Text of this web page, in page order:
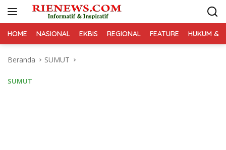
HOME NASIONAL EKBIS REGIONAL FEATURE HUKUM &
Beranda SUMUT
SUMUT